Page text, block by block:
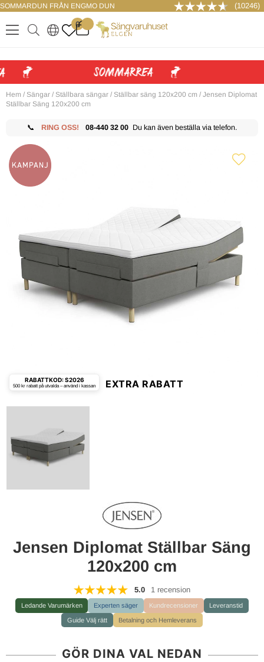
SOMMARDUN FRÅN ENGMO DUN (10246)
.
0
. ..
LOGGA IN
Hem / Sängar / Ställbara sängar / Ställbar säng 120x200 cm / Jensen Diplomat
Ställbar Säng 120x200 cm
📞 RING OSS! 08-440 32 00 Du kan även beställa via telefon.
RABATTKOD: S2026
500 kr rabatt på utvalda – använd i kassan EXTRA RABATT
Jensen Diplomat Ställbar Säng
120x200 cm
5.0 1 recension
Ledande Varumärken Experten säger Kundrecensioner Leveranstid
Guide Välj rätt Betalning och Hemleverans
GÖR DINA VAL NEDAN